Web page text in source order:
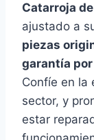
Catarroja
ajustado a
piezas
garantía
Confíe en la
sector, y
estar